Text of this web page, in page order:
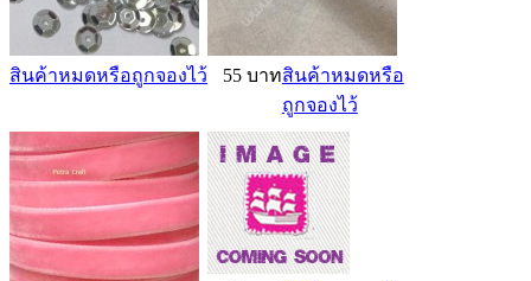
สินค้าหมดหรือถูกจองไว้ 55 บาทสินค้าหมดหรือ
ถูกจองไว้